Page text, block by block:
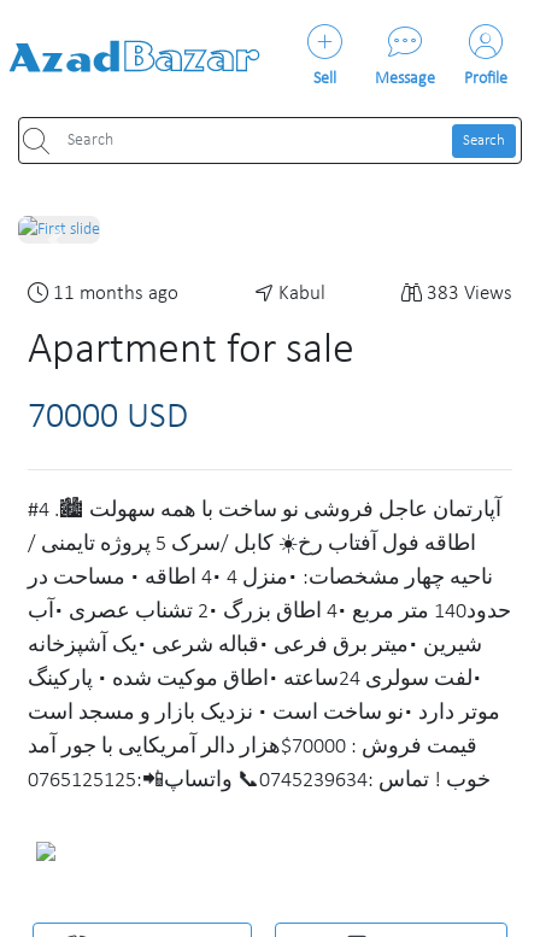
Sell Message Profile
Search
11 months ago Kabul 383 Views
Apartment for sale
70000 USD
#آپارتمان عاجل فروشی نو ساخت با همه سهولت 🏙️. 4
اطاقه فول آفتاب رخ☀️ کابل /سرک 5 پروژه تایمنی /
ناحیه چهار مشخصات: ▪️منزل 4 ▪️4 اطاقه ▪️ مساحت در
حدود140 متر مربع ▪️4 اطاق بزرگ ▪️2 تشناب عصری ▪️آب
شیرین ▪️میتر برق فرعی ▪️قباله شرعی ▪️یک آشپزخانه
▪️لفت سولری 24ساعته ▪️اطاق موکیت شده ▪️ پارکینگ
موتر دارد ▪️نو ساخت است ▪️ نزدیک بازار و مسجد است
قیمت فروش : 70000$هزار دالر آمریکایی با جور آمد
خوب ! تماس :0745239634📞 واتساپ📲:0765125125